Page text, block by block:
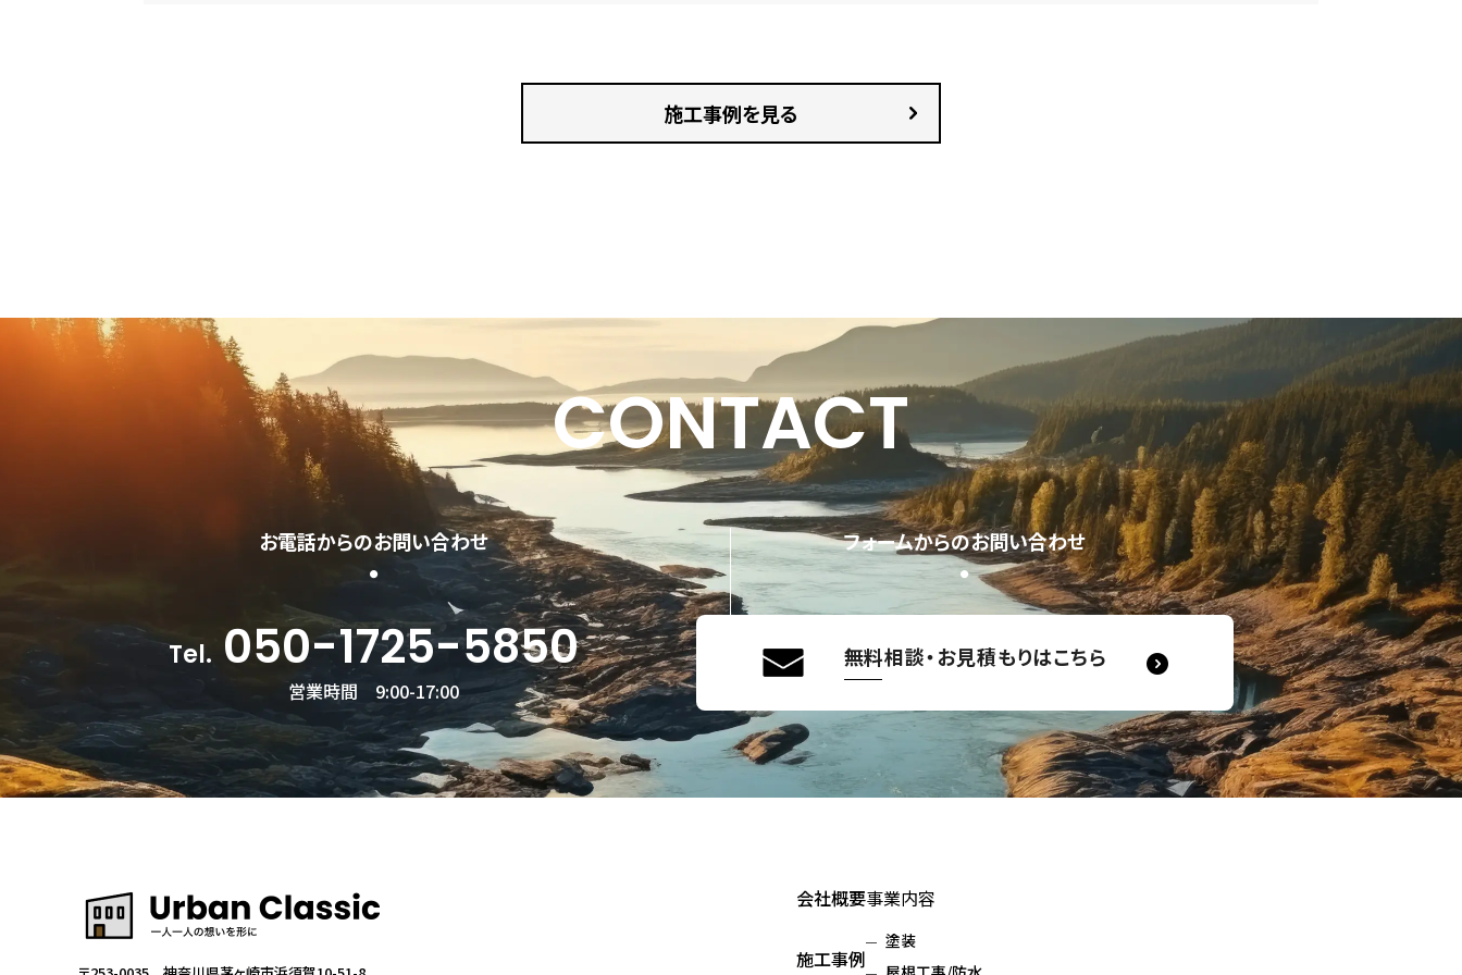
施工事例を見る
CONTACT
お電話からのお問い合わせ
Tel. 050-1725-5850
営業時間 9:00-17:00
フォームからのお問い合わせ
無料相談・お見積もりはこちら
会社概要
施工事例
事業内容
塗装